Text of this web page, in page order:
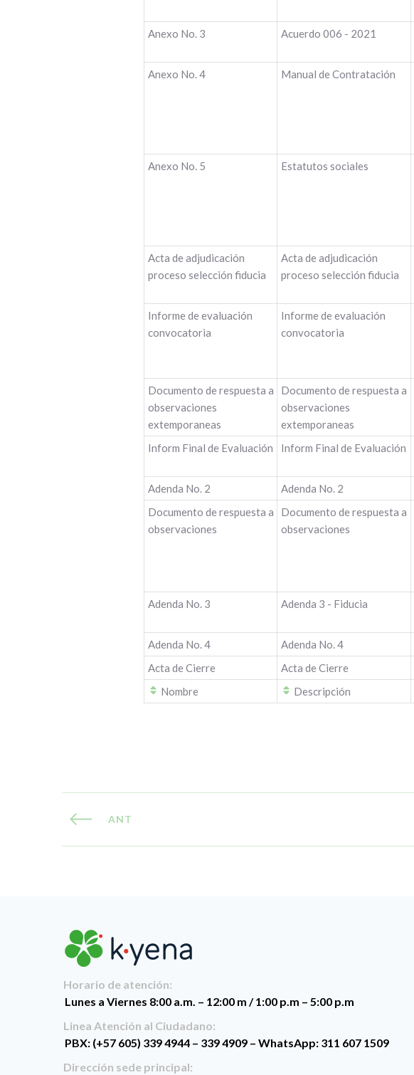
Anexo No. 3 Acuerdo 006 - 2021
Anexo No. 4 Manual de Contratación
Anexo No. 5 Estatutos sociales
Acta de adjudicación
proceso selección fiducia
Acta de adjudicación
proceso selección fiducia
Informe de evaluación
convocatoria
Informe de evaluación
convocatoria
Documento de respuesta a
observaciones
extemporaneas
Documento de respuesta a
observaciones
extemporaneas
Inform Final de Evaluación Inform Final de Evaluación
Adenda No. 2 Adenda No. 2
Documento de respuesta a
observaciones
Documento de respuesta a
observaciones
Adenda No. 3 Adenda 3 - Fiducia
Adenda No. 4 Adenda No. 4
Acta de Cierre
Acta de Cierre
Nombre
Descripción
ANT
Horario de atención:
Lunes a Viernes 8:00 a.m. – 12:00 m / 1:00 p.m – 5:00 p.m
Linea Atención al Ciudadano:
PBX: (+57 605) 339 4944 – 339 4909 – WhatsApp: 311 607 1509
Dirección sede principal: